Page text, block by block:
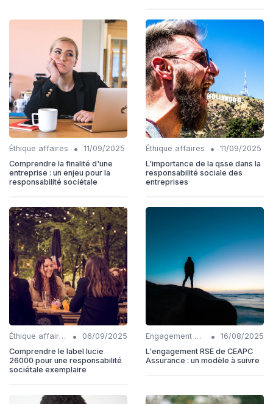
Éthique affaires •
11/09/2025
Comprendre la finalité d'une
entreprise : un enjeu pour la
responsabilité sociétale
Éthique affaires •
11/09/2025
L'importance de la qsse dans la
responsabilité sociale des
entreprises
Éthique affaires •
06/09/2025
Comprendre le label lucie
26000 pour une responsabilité
sociétale exemplaire
Engagement communautaire •
16/08/2025
L'engagement RSE de CEAPC
Assurance : un modèle à suivre